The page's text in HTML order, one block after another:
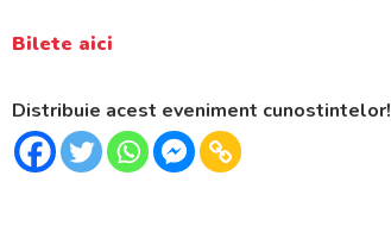
Bilete aici
Distribuie acest eveniment cunostintelor!